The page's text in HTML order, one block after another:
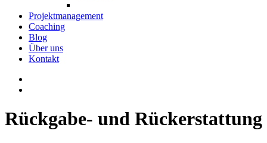
Projektmanagement
Coaching
Blog
Über uns
Kontakt
Rückgabe- und Rückerstattung